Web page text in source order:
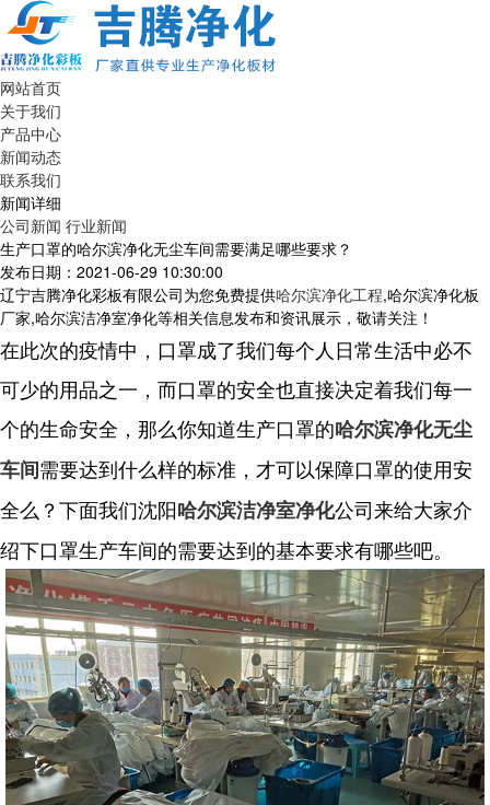
网站首页
关于我们
产品中心
新闻动态
联系我们
新闻详细
公司新闻 行业新闻
生产口罩的哈尔滨净化无尘车间需要满足哪些要求？
发布日期：2021-06-29 10:30:00
辽宁吉腾净化彩板有限公司为您免费提供哈尔滨净化工程,哈尔滨净化板
厂家,哈尔滨洁净室净化等相关信息发布和资讯展示，敬请关注！
在此次的疫情中，口罩成了我们每个人日常生活中必不
可少的用品之一，而口罩的安全也直接决定着我们每一
个的生命安全，那么你知道生产口罩的哈尔滨净化无尘
车间需要达到什么样的标准，才可以保障口罩的使用安
全么？下面我们沈阳哈尔滨洁净室净化公司来给大家介
绍下口罩生产车间的需要达到的基本要求有哪些吧。